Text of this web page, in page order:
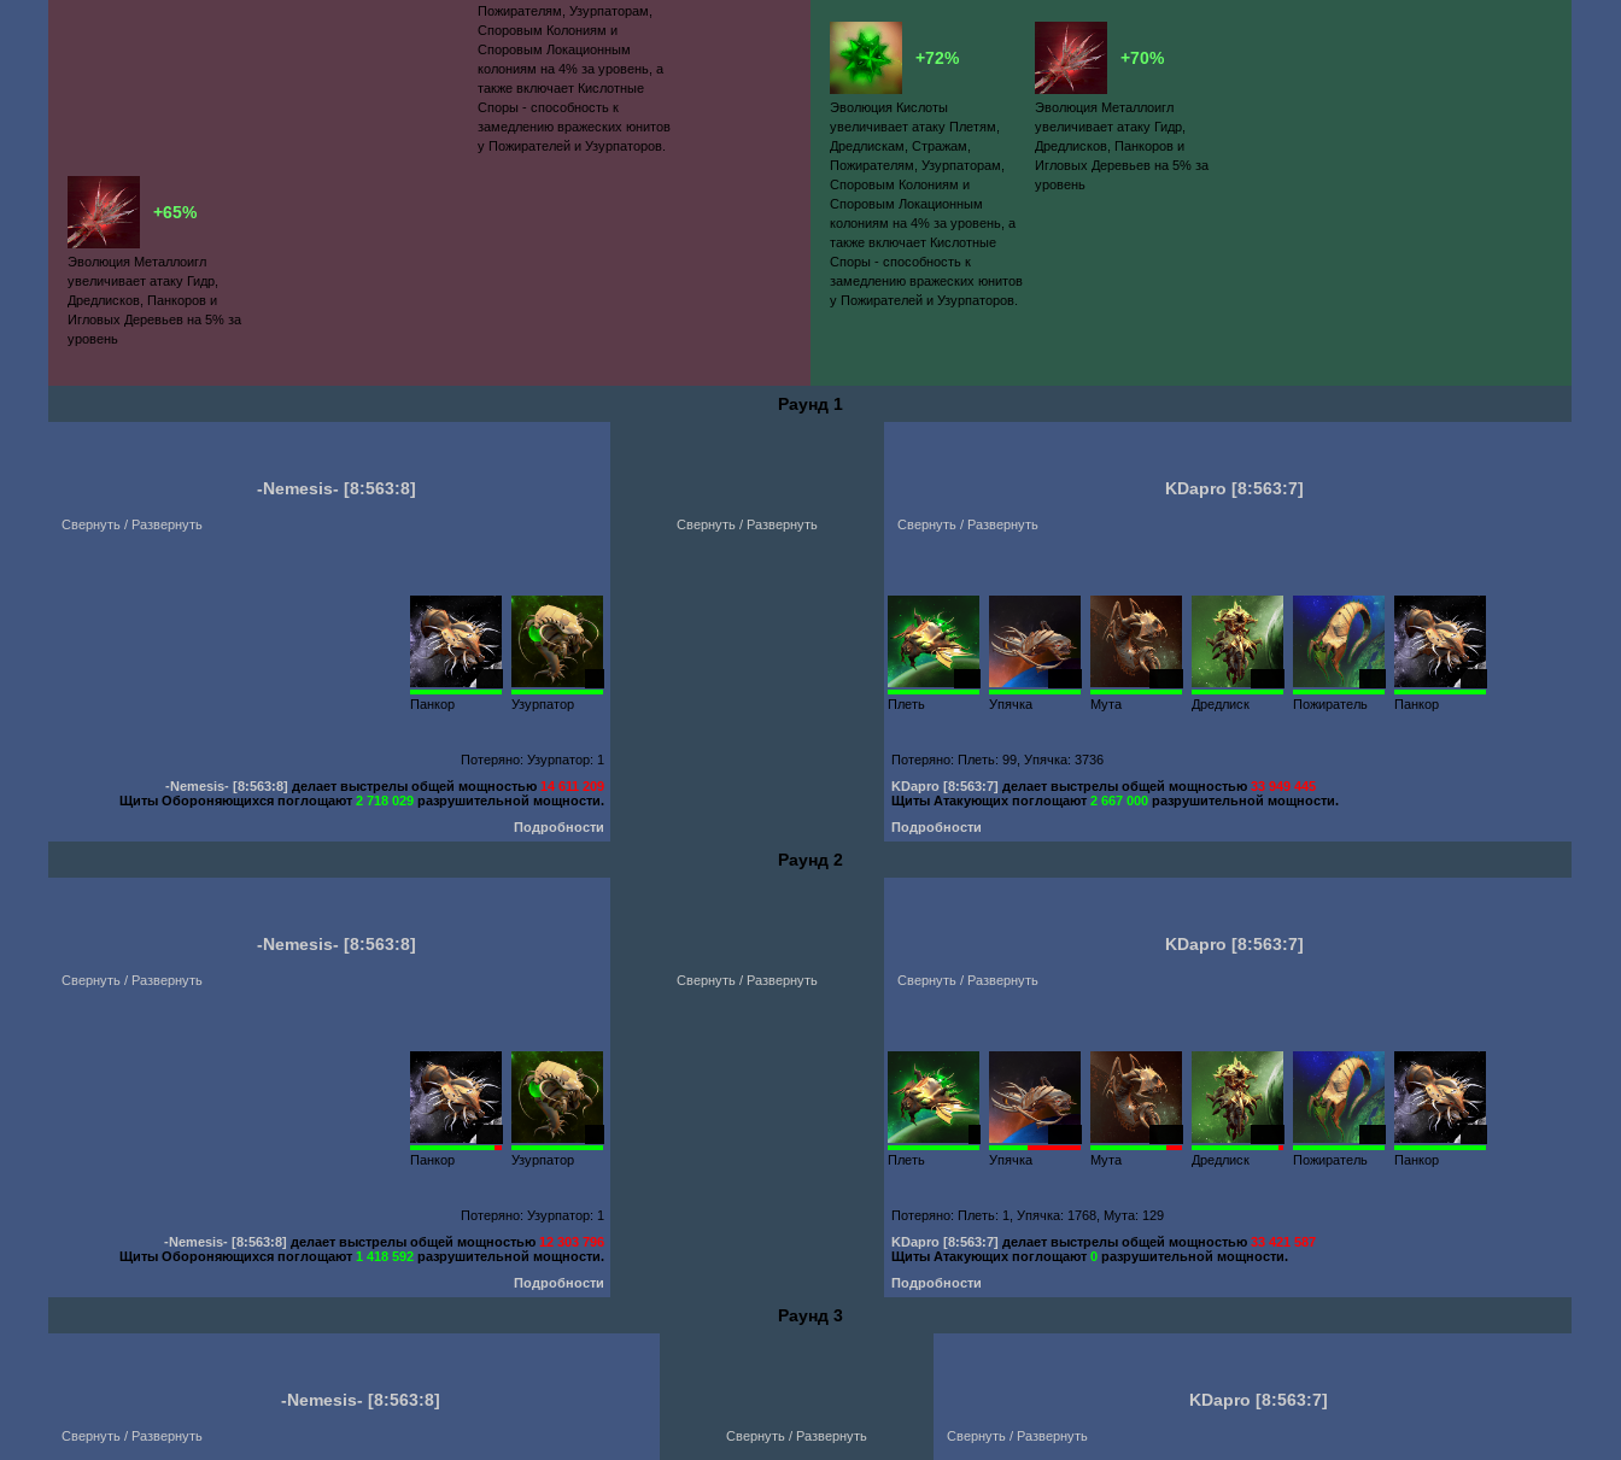
Пожирателям, Узурпаторам,
Споровым Колониям и
Споровым Локационным
колониям на 4% за уровень, а
также включает Кислотные
Споры - способность к
замедлению вражеских юнитов
у Пожирателей и Узурпаторов.
+65%
Эволюция Металлоигл
увеличивает атаку Гидр,
Дредлисков, Панкоров и
Игловых Деревьев на 5% за
уровень
+72%
Эволюция Кислоты
увеличивает атаку Плетям,
Дредлискам, Стражам,
Пожирателям, Узурпаторам,
Споровым Колониям и
Споровым Локационным
колониям на 4% за уровень, а
также включает Кислотные
Споры - способность к
замедлению вражеских юнитов
у Пожирателей и Узурпаторов.
+70%
Эволюция Металлоигл
увеличивает атаку Гидр,
Дредлисков, Панкоров и
Игловых Деревьев на 5% за
уровень
Раунд 1
-Nemesis- [8:563:8]
Свернуть / Развернуть
Панкор
Узурпатор
Потеряно: Узурпатор: 1
-Nemesis- [8:563:8] делает выстрелы общей мощностью14 611 209
Щиты Обороняющихся поглощают2 718 029 разрушительной мощности.
Подробности
Свернуть / Развернуть
KDapro [8:563:7]
Свернуть / Развернуть
Плеть
Упячка
Мута
Дредлиск
Пожиратель
Панкор
Потеряно: Плеть: 99, Упячка: 3736
KDapro [8:563:7] делает выстрелы общей мощностью33 949 445
Щиты Атакующих поглощают2 667 000 разрушительной мощности.
Подробности
Раунд 2
-Nemesis- [8:563:8]
Свернуть / Развернуть
Панкор
Узурпатор
Потеряно: Узурпатор: 1
-Nemesis- [8:563:8] делает выстрелы общей мощностью12 303 796
Щиты Обороняющихся поглощают1 418 592 разрушительной мощности.
Подробности
Свернуть / Развернуть
KDapro [8:563:7]
Свернуть / Развернуть
Плеть
Упячка
Мута
Дредлиск
Пожиратель
Панкор
Потеряно: Плеть: 1, Упячка: 1768, Мута: 129
KDapro [8:563:7] делает выстрелы общей мощностью33 421 587
Щиты Атакующих поглощают0 разрушительной мощности.
Подробности
Раунд 3
-Nemesis- [8:563:8]
Свернуть / Развернуть Свернуть / Развернуть
KDapro [8:563:7]
Свернуть / Развернуть